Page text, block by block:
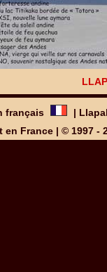
français |
en France| © 1997 -